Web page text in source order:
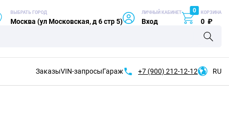
ВЫБРАТЬ ГОРОД
Москва (ул Московская, д 6 стр 5)
ЛИЧНЫЙ КАБИНЕТ
Вход
0 КОРЗИНА
0 ₽
ЗаказыVIN-запросыГараж +7 (900) 212-12-12 RU